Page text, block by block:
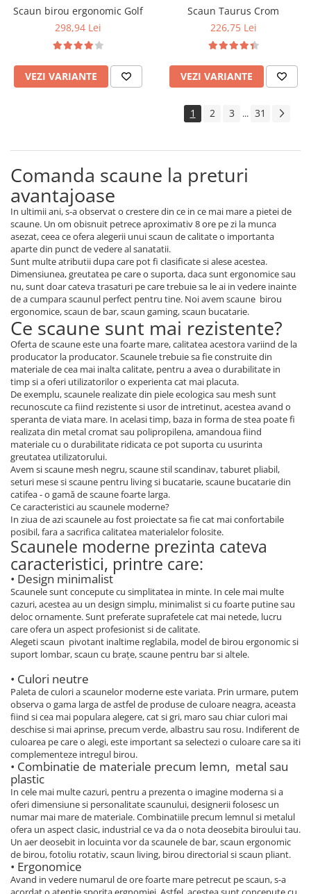
Scaun birou ergonomic Golf
298,94 Lei
VEZI VARIANTE
Scaun Taurus Crom
226,75 Lei
VEZI VARIANTE
1 2 3 ... 31
Comanda scaune la preturi
avantajoase
In ultimii ani, s-a observat o crestere din ce in ce mai mare a pietei de
scaune. Un om obisnuit petrece aproximativ 8 ore pe zi la munca
asezat, ceea ce ofera alegerii unui scaun de calitate o importanta
aparte din punct de vedere al sanatatii.
Sunt multe atributii dupa care pot fi clasificate si alese acestea.
Dimensiunea, greutatea pe care o suporta, daca sunt ergonomice sau
nu, sunt doar cateva trasaturi pe care trebuie sa le ai in vedere inainte
de a cumpara scaunul perfect pentru tine. Noi avem scaune birou
ergonomice, scaun de bar, scaun gaming, scaun bucatarie.
Ce scaune sunt mai rezistente?
Oferta de scaune este una foarte mare, calitatea acestora variind de la
producator la producator. Scaunele trebuie sa fie construite din
materiale de cea mai inalta calitate, pentru a avea o durabilitate in
timp si a oferi utilizatorilor o experienta cat mai placuta.
De exemplu, scaunele realizate din piele ecologica sau mesh sunt
recunoscute ca fiind rezistente si usor de intretinut, acestea avand o
speranta de viata mare. In acelasi timp, baza in forma de stea poate fi
realizata din metal cromat sau polipropilena, amandoua fiind
materiale cu o durabilitate ridicata ce pot suporta cu usurinta
greutatea utilizatorului.
Avem si scaune mesh negru, scaune stil scandinav, taburet pliabil,
seturi mese si scaune pentru living si bucatarie, scaune bucatarie din
catifea - o gamă de scaune foarte larga.
Ce caracteristici au scaunele moderne?
In ziua de azi scaunele au fost proiectate sa fie cat mai confortabile
posibil, fara a sacrifica calitatea materialelor folosite.
Scaunele moderne prezinta cateva
caracteristici, printre care:
• Design minimalist
Scaunele sunt concepute cu simplitatea in minte. In cele mai multe
cazuri, acestea au un design simplu, minimalist si cu foarte putine sau
deloc ornamente. Sunt preferate suprafetele cat mai netede, lucru
care ofera un aspect profesionist si de calitate.
Alegeti scaun pivotant inaltime reglabila, model de birou ergonomic si
suport lombar, scaun cu brațe, scaune pentru bar si altele.
• Culori neutre
Paleta de culori a scaunelor moderne este variata. Prin urmare, putem
observa o gama larga de astfel de produse de culoare neagra, aceasta
fiind si cea mai populara alegere, cat si gri, maro sau chiar culori mai
deschise si mai aprinse, precum verde, albastru sau rosu. Indiferent de
culoarea pe care o alegi, este important sa selectezi o culoare care sa iti
complementeze intregul birou.
• Combinatie de materiale precum lemn, metal sau
plastic
In cele mai multe cazuri, pentru a prezenta o imagine moderna si a
oferi dimensiune si personalitate scaunului, designerii folosesc un
numar mai mare de materiale. Combinatiile precum lemnul si metalul
ofera un aspect clasic, industrial ce va da o nota deosebita biroului tau.
Un aer deosebit in locuinta vor da scaunele de bar, scaun ergonomic
de birou, fotoliu rotativ, scaun living, birou directorial si scaun pliant.
• Ergonomice
Avand in vedere numarul de ore foarte mare petrecut pe scaun, s-a